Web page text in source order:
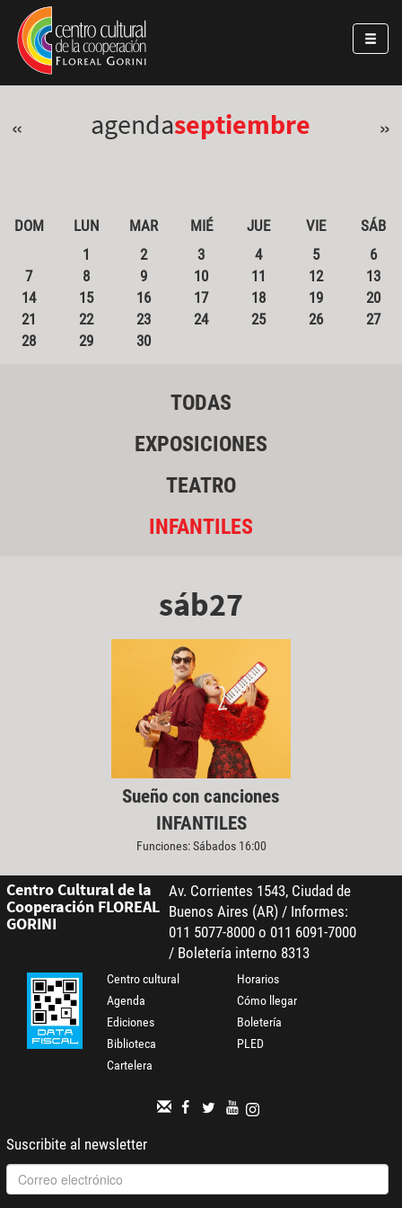
Pasar al contenido principal
Jump to main content
« agendaseptiembre »
DOM LUN MAR MIÉ JUE VIE
SÁB
1
2 3 4 5
6
7
8 9 10 11 12
13
14
15 16 17 18 19
20
21
22 23 24 25 26
27
28
29 30
TODAS
EXPOSICIONES
TEATRO
INFANTILES
sáb27
Sueño con canciones
INFANTILES
Funciones: Sábados 16:00
Centro Cultural de la
Cooperación FLOREAL
GORINI
Av. Corrientes 1543, Ciudad de
Buenos Aires (AR) / Informes:
011 5077-8000 o 011 6091-7000
/ Boletería interno 8313
Centro cultural
Agenda
Ediciones
Biblioteca
Cartelera
Horarios
Cómo llegar
Boletería
PLED
Suscribite al newsletter